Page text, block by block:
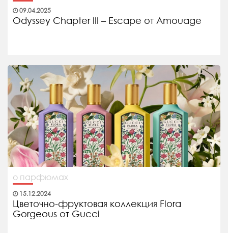
09.04.2025
Odyssey Chapter III – Escape от Amouage
о парфюмах
15.12.2024
Цветочно-фруктовая коллекция Flora
Gorgeous от Gucci